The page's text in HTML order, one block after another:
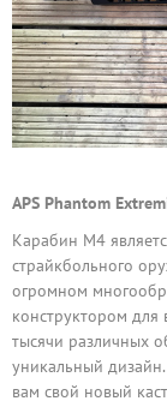
APS Phantom
Карабин М4
страйкбольного
огромном
конструктором для
тысячи различных
уникальный дизайн.
вам свой новый